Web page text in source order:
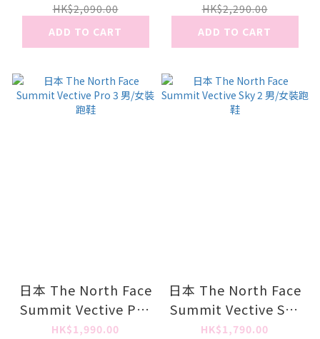
HK$2,090.00
ADD TO CART
HK$2,290.00
ADD TO CART
日本 The North Face
Summit Vective Pro
3 男/女裝跑鞋
HK$1,990.00
日本 The North Face
Summit Vective Sky
2 男/女裝跑鞋
HK$1,790.00